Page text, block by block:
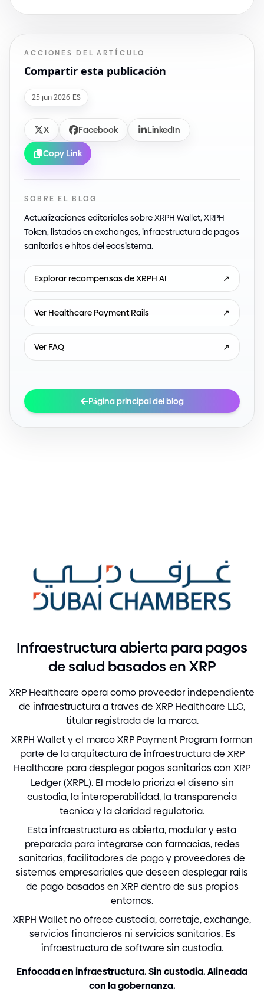
ACCIONES DEL ARTÍCULO
Compartir esta publicación
25 jun 2026·ES
X Facebook
LinkedIn
Copy Link
SOBRE EL BLOG
Actualizaciones editoriales sobre XRPH Wallet, XRPH
Token, listados en exchanges, infraestructura de pagos
sanitarios e hitos del ecosistema.
Explorar recompensas de XRPH AI ↗
Ver Healthcare Payment Rails ↗
Ver FAQ ↗
Página principal del blog
Infraestructura abierta para pagos
de salud basados en XRP
XRP Healthcare opera como proveedor independiente
de infraestructura a traves de XRP Healthcare LLC,
titular registrada de la marca.
XRPH Wallet y el marco XRP Payment Program forman
parte de la arquitectura de infraestructura de XRP
Healthcare para desplegar pagos sanitarios con XRP
Ledger(XRPL). El modelo prioriza el diseno sin
custodia, la interoperabilidad, la transparencia
tecnica y la claridad regulatoria.
Esta infraestructura es abierta, modular y esta
preparada para integrarse con farmacias, redes
sanitarias, facilitadores de pago y proveedores de
sistemas empresariales que deseen desplegar rails
de pago basados en XRP dentro de sus propios
entornos.
XRPH Wallet no ofrece custodia, corretaje, exchange,
servicios financieros ni servicios sanitarios. Es
infraestructura de software sin custodia.
Enfocada en infraestructura. Sin custodia. Alineada
con la gobernanza.